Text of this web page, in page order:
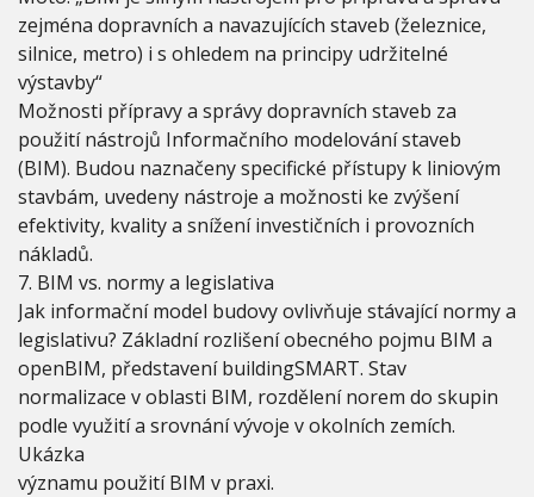
zejména dopravních a navazujících staveb (železnice,
silnice, metro) i s ohledem na principy udržitelné
výstavby“
Možnosti přípravy a správy dopravních staveb za
použití nástrojů Informačního modelování staveb
(BIM). Budou naznačeny specifické přístupy k liniovým
stavbám, uvedeny nástroje a možnosti ke zvýšení
efektivity, kvality a snížení investičních i provozních
nákladů.
7. BIM vs. normy a legislativa
Jak informační model budovy ovlivňuje stávající normy a
legislativu? Základní rozlišení obecného pojmu BIM a
openBIM, představení buildingSMART. Stav
normalizace v oblasti BIM, rozdělení norem do skupin
podle využití a srovnání vývoje v okolních zemích.
Ukázka
významu použití BIM v praxi.